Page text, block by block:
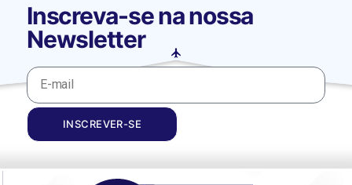
Inscreva-se na nossa
Newsletter
INSCREVER-SE